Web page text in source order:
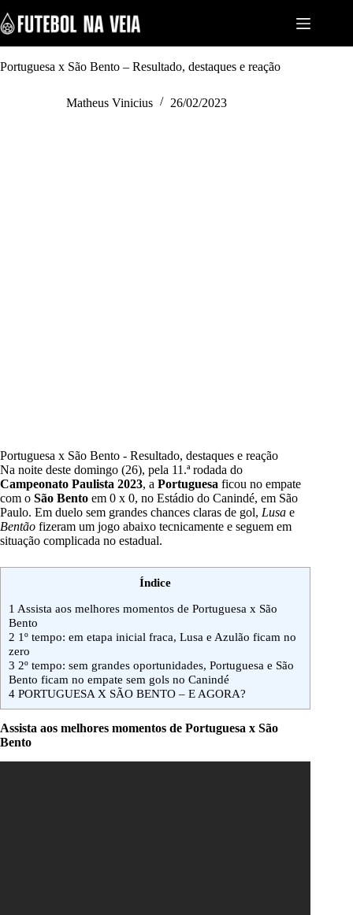
k
i
p
tPortuguesa x São Bento – Resultado, destaques e reação
Matheus Vinicius 26/02/2023
Portuguesa x São Bento - Resultado, destaques e reação
Na noite deste domingo (26), pela 11.ª rodada do
Campeonato Paulista 2023, a Portuguesa ficou no empate
com o São Bento em 0 x 0, no Estádio do Canindé, em São
Paulo. Em duelo sem grandes chances claras de gol, Lusa e
Bentão fizeram um jogo abaixo tecnicamente e seguem em
situação complicada no estadual.
Índice
1 Assista aos melhores momentos de Portuguesa x São
Bento
2 1º tempo: em etapa inicial fraca, Lusa e Azulão ficam no
zero
3 2º tempo: sem grandes oportunidades, Portuguesa e São
Bento ficam no empate sem gols no Canindé
4 PORTUGUESA X SÃO BENTO – E AGORA?
Assista aos melhores momentos de Portuguesa x São
Bento